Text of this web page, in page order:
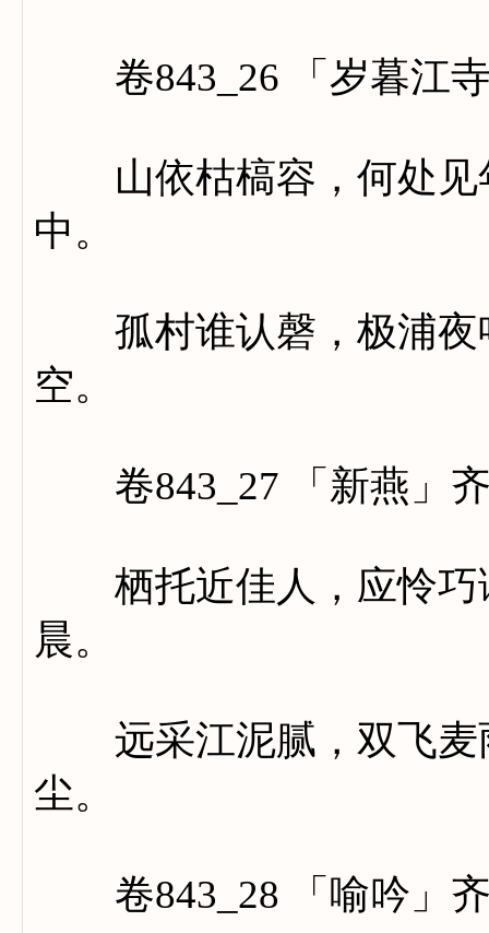
卷843_26 「岁暮江
山依枯槁容，何处见
中。
孤村谁认磬，极浦夜
空。
卷843_27 「新燕」
栖托近佳人，应怜巧
晨。
远采江泥腻，双飞麦
尘。
卷843_28 「喻吟」